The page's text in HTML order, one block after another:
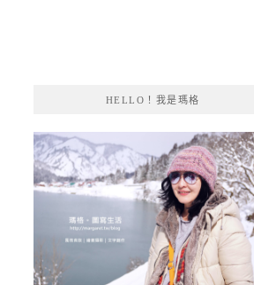
HELLO！我是瑪格